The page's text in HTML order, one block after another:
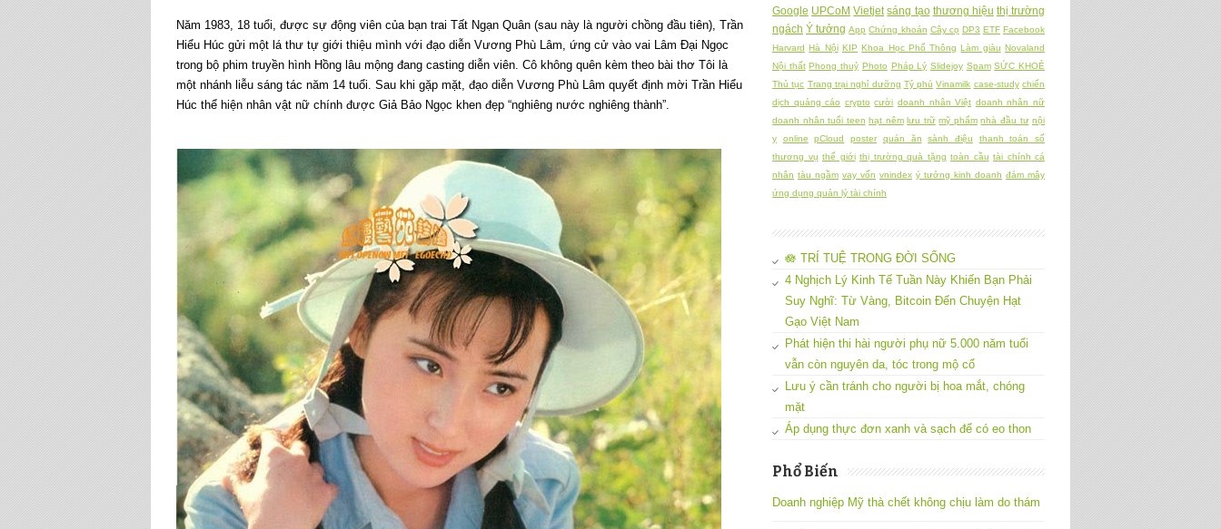
Năm 1983, 18 tuổi, được sự động viên của bạn trai Tất Ngạn Quân (sau này là người chồng đầu tiên), Trần
Hiểu Húc gửi một lá thư tự giới thiệu mình với đạo diễn Vương Phù Lâm, ứng cử vào vai Lâm Đại Ngọc
trong bộ phim truyền hình Hồng lâu mộng đang casting diễn viên. Cô không quên kèm theo bài thơ Tôi là
một nhánh liễu sáng tác năm 14 tuổi. Sau khi gặp mặt, đạo diễn Vương Phù Lâm quyết định mời Trần Hiểu
Húc thể hiện nhân vật nữ chính được Giả Bảo Ngọc khen đẹp “nghiêng nước nghiêng thành”.
Google UPCoM Vietjet sáng tạo thương hiệu thị trường
ngách Ý tưởng App Chứng khoán Cây cọ DP3 ETF Facebook
Harvard Hà Nội KIP Khoa Học Phổ Thông Làm giàu Novaland
Nội thất Phong thuỷ Photo Pháp Lý Slidejoy Spam SỨC KHOẺ
Thủ tục Trang trại nghỉ dưỡng Tỷ phú Vinamilk case-study chiến
dịch quảng cáo crypto cười doanh nhân Việt doanh nhân nữ
doanh nhân tuổi teen hạt nêm lưu trữ mỹ phẩm nhà đầu tư nội
y
online pCloud poster quán ăn sành điệu
thanh toán số
thương vụ thế giới thị trường quà tặng toàn cầu tài chính cá
nhân tàu ngầm vay vốn vnindex ý tưởng kinh doanh đám mây
ứng dụng quản lý tài chính
🪷 TRÍ TUỆ TRONG ĐỜI SỐNG
4 Nghịch Lý Kinh Tế Tuần Này Khiến Bạn Phải
Suy Nghĩ: Từ Vàng, Bitcoin Đến Chuyện Hạt
Gạo Việt Nam
Phát hiện thi hài người phụ nữ 5.000 năm tuổi
vẫn còn nguyên da, tóc trong mộ cổ
Lưu ý cần tránh cho người bị hoa mắt, chóng
mặt
Áp dụng thực đơn xanh và sạch để có eo thon
Phổ Biến
Doanh nghiệp Mỹ thà chết không chịu làm do thám